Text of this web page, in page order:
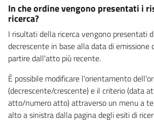
In che ordine vengono presentati i
ricerca?
I risultati della ricerca vengono presentati
decrescente in base alla data di emissione
partire dall'atto più recente.
È possibile modificare l'orientamento
(decrescente/crescente) e il criterio (data
atto/numero atto) attraverso un menu a
alto a sinistra dalla pagina degli esiti di